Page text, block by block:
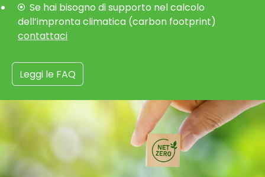
Se hai bisogno di supporto nel calcolo
dell’impronta climatica (carbon footprint)
contattaci
Leggi le FAQ